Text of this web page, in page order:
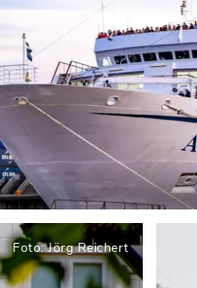
Foto: Jörg Reichert